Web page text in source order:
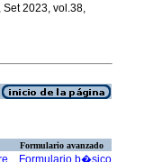
, Set 2023, vol.38,
Formulario avanzado